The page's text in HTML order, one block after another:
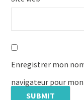
Enregistrer mon
navigateur pour